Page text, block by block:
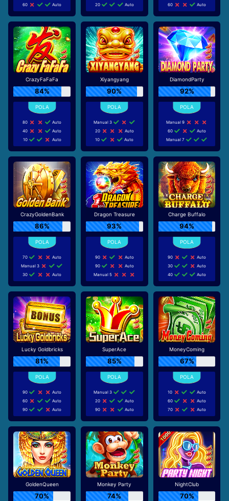
60 Auto 20 Auto 60 Auto
CrazyFaFaFa
84%
80
Auto
40
Auto
10
Auto
Xiyangyang
90%
Manual 3
20
Auto
10
Auto
DiamondParty
92%
Manual 9
60
Auto
Manual 7
CrazyGoldenBank
86%
70
Auto
Manual 3
30
Auto
Dragon Treasure
93%
90
Auto
90
Auto
Manual 5
Charge Buffalo
94%
90
Auto
30
Auto
40
Auto
Lucky Goldbricks
81%
90
Auto
60
Auto
90
Auto
SuperAce
85%
Manual 3
20
Auto
90
Auto
MoneyComing
67%
10
Auto
60
Auto
70
Auto
GoldenQueen
70%
Monkey Party
74%
NightClub
70%